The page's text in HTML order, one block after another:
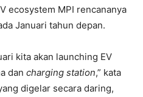
ecosystem MPI rencananya
Januari tahun depan.
kita akan launching EV
dan charging station,” kata
digelar secara daring,